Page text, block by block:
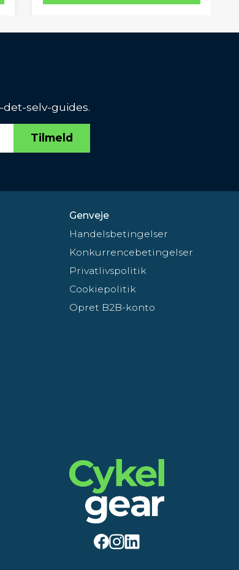
selv-guides.
Tilmeld
Genveje
Handelsbetingelser
Konkurrencebetingelser
Privatlivspolitik
Cookiepolitik
Opret B2B-konto